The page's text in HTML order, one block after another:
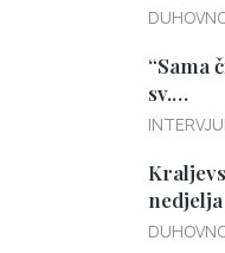
“Sama
sv.…
INTERVJUI